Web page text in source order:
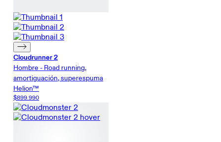
Cloudrunner 2
Hombre - Road running,
amortiguación, superespuma
Helion™
$899.990